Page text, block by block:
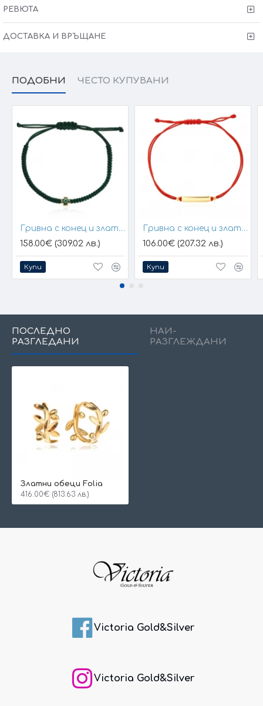
РЕВЮТА
ДОСТАВКА И ВРЪЩАНЕ
ПОДОБНИ ЧЕСТО КУПУВАНИ
Гривна с конец и златен елемент кръст
158.00€ (309.02 лв.)
Купи
Гривна с конец и златна плочка за гравиране
106.00€ (207.32 лв.)
Купи
ПОСЛЕДНО
РАЗГЛЕДАНИ
НАЙ-
РАЗГЛЕЖДАНИ
Златни обеци Folia
416.00€ (813.63 лв.)
Victoria Gold&Silver
Victoria Gold&Silver